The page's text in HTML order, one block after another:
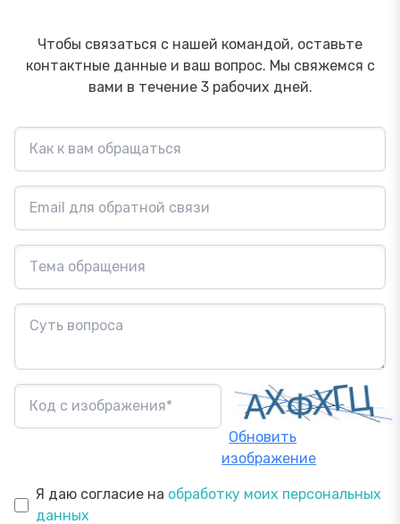
Чтобы связаться с нашей командой, оставьте
контактные данные и ваш вопрос. Мы свяжемся с
вами в течение 3 рабочих дней.
Обновить
изображение
Я даю согласие на обработку моих персональных
данных